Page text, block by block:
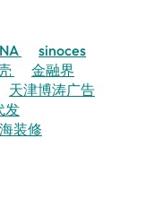
sinoces
金融界
天津博涛广告
发
海装修